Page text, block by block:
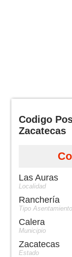
Codigo
Zacatecas
Las Auras
Localidad
Ranchería
Tipo Asentamiento
Calera
Municipio
Zacatecas
Estado